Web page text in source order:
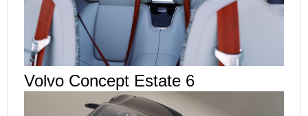
Volvo Concept Estate 6